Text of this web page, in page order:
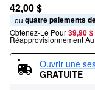
42,00 $
ou quatre paiements
Obtenez-Le Pour39,90
Réapprovisionnement
Ouvrir une
GRATUITE